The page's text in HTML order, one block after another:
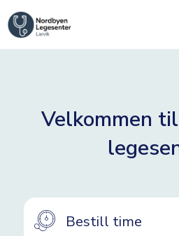
Velkommen
Bestill time